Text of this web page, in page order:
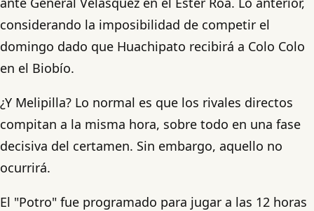
considerando la imposibilidad de competir el
domingo dado que Huachipato recibirá a Colo Colo
en el Biobío.
¿Y Melipilla? Lo normal es que los rivales directos
compitan a la misma hora, sobre todo en una fase
decisiva del certamen. Sin embargo, aquello no
ocurrirá.
El "Potro" fue programado para jugar a las 12 horas